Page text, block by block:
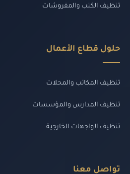
تنظيف الكنب والمفروشات
حلول قطاع الأعمال
تنظيف المكاتب والمحلات
تنظيف المدارس والمؤسسات
تنظيف الواجهات الخارجية
تواصل معنا